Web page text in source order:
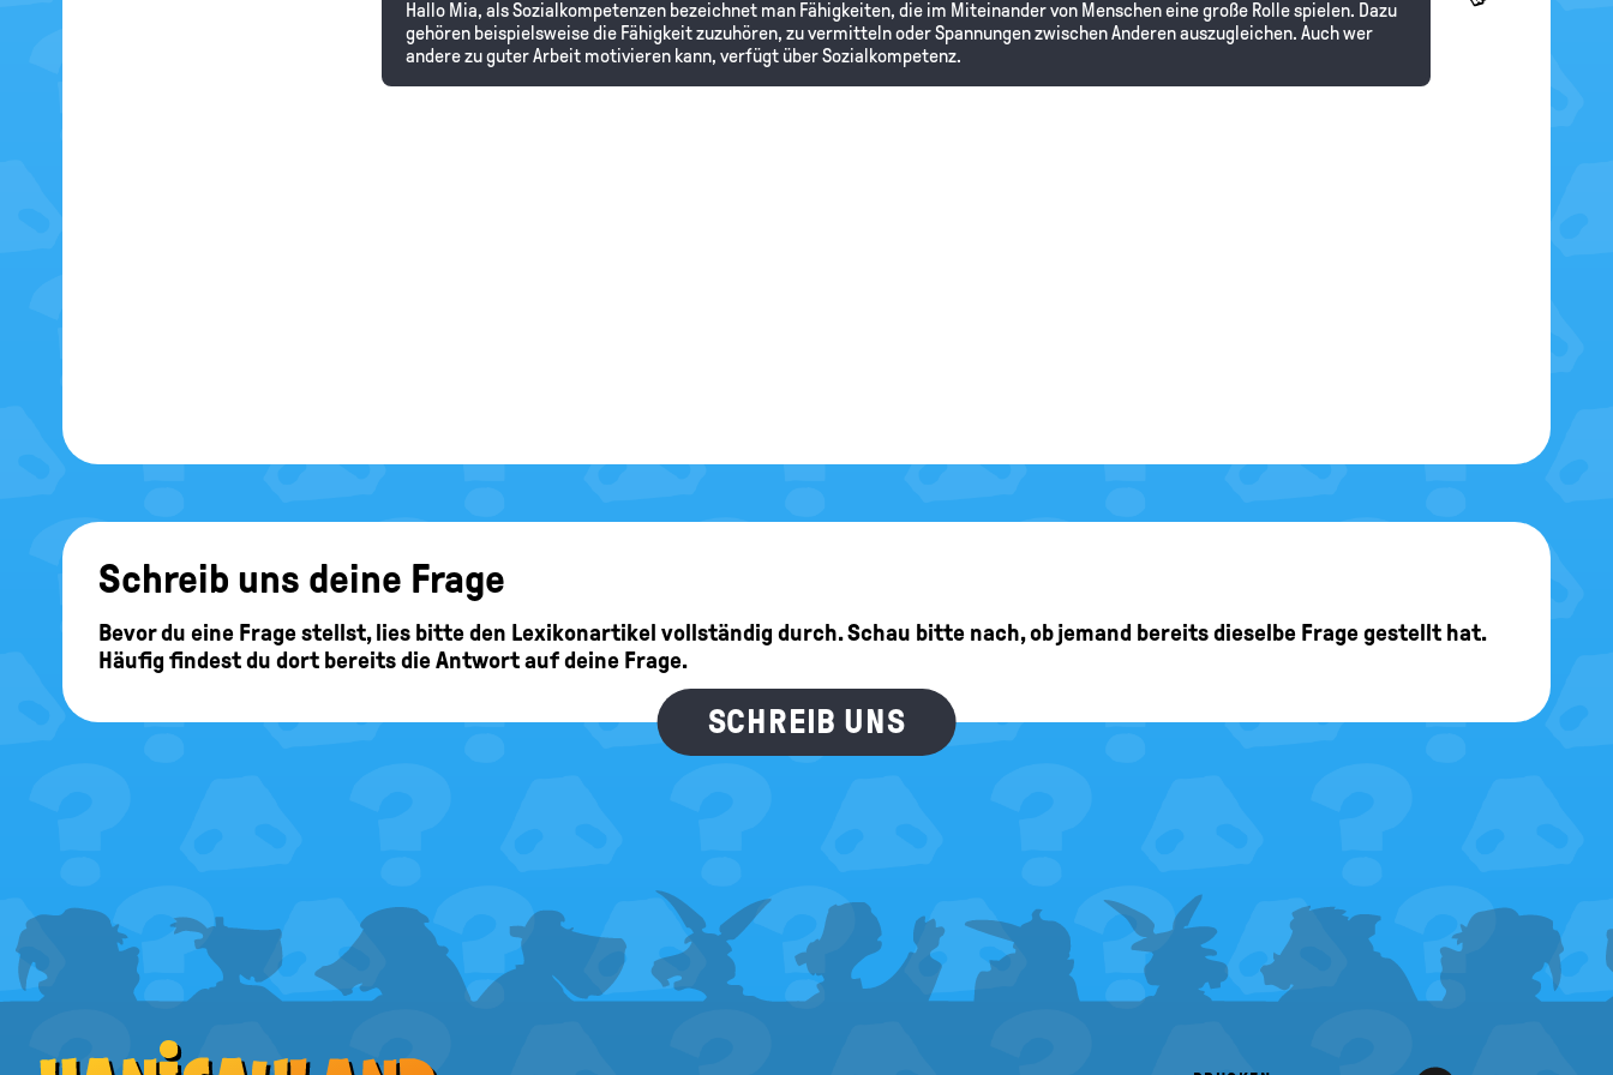
Hallo Mia, als Sozialkompetenzen bezeichnet man Fähigkeiten, die im Miteinander von Menschen eine große Rolle spielen. Dazu
gehören beispielsweise die Fähigkeit zuzuhören, zu vermitteln oder Spannungen zwischen Anderen auszugleichen. Auch wer
andere zu guter Arbeit motivieren kann, verfügt über Sozialkompetenz.
Schreib uns deine Frage
Bevor du eine Frage stellst, lies bitte den Lexikonartikel vollständig durch. Schau bitte nach, ob jemand bereits dieselbe Frage gestellt hat.
Häufig findest du dort bereits die Antwort auf deine Frage.
SCHREIB UNS
FOOTER
MENU